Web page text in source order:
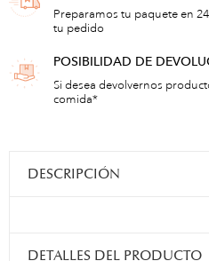
Preparamos tu paquete en
tu pedido
POSIBILIDAD DE
Si desea devolvernos
comida*
DESCRIPCIÓN
DETALLES DEL PRODUCTO